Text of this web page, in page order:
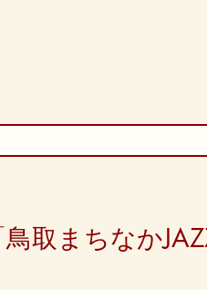
鳥取まちなか